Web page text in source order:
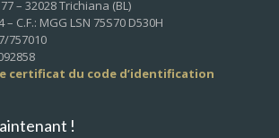
– 32028 Trichiana (BL)
– C.F.: MGG LSN 75S70 D530H
757010
certificat du code d’identification
!